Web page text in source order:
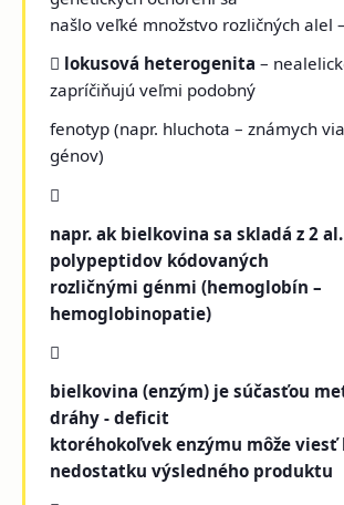
našlo veľké množstvo rozličných alel
 lokusová heterogenita–
zapríčiňujú veľmi podobný
fenotyp (napr. hluchota – známych
génov)

napr. ak bielkovina sa skladá z 2
polypeptidov kódovaných
rozličnými génmi (hemoglobín –
hemoglobinopatie)

bielkovina (enzým) je súčasťou
dráhy - deficit
ktoréhokoľvek enzýmu môže viesť
nedostatku výsledného produktu